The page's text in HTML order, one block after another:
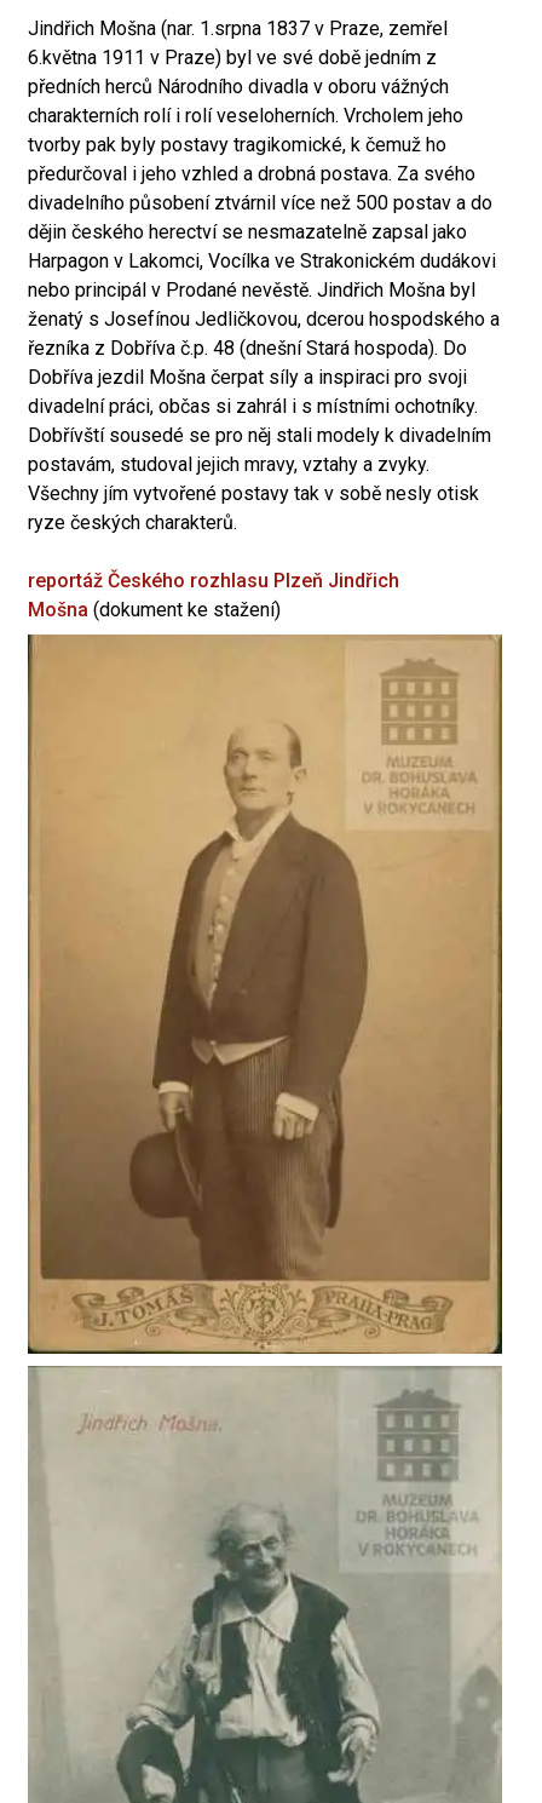
Jindřich Mošna (nar. 1.srpna 1837 v Praze, zemřel
6.května 1911 v Praze) byl ve své době jedním z
předních herců Národního divadla v oboru vážných
charakterních rolí i rolí veseloherních. Vrcholem jeho
tvorby pak byly postavy tragikomické, k čemuž ho
předurčoval i jeho vzhled a drobná postava. Za svého
divadelního působení ztvárnil více než 500 postav a do
dějin českého herectví se nesmazatelně zapsal jako
Harpagon v Lakomci, Vocílka ve Strakonickém dudákovi
nebo principál v Prodané nevěstě. Jindřich Mošna byl
ženatý s Josefínou Jedličkovou, dcerou hospodského a
řezníka z Dobříva č.p. 48 (dnešní Stará hospoda). Do
Dobříva jezdil Mošna čerpat síly a inspiraci pro svoji
divadelní práci, občas si zahrál i s místními ochotníky.
Dobřívští sousedé se pro něj stali modely k divadelním
postavám, studoval jejich mravy, vztahy a zvyky.
Všechny jím vytvořené postavy tak v sobě nesly otisk
ryze českých charakterů.
reportáž Českého rozhlasu Plzeň Jindřich
Mošna (dokument ke stažení)